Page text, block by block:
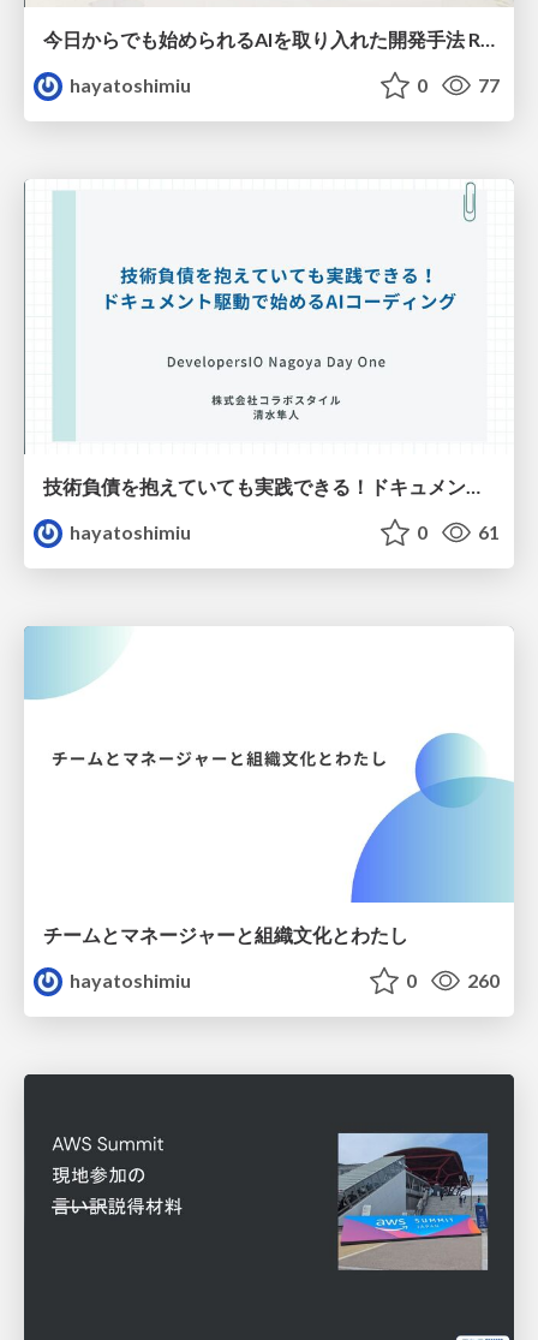
今日からでも始められるAIを取り入れた開発手法 RPI
hayatoshimiu
0 77
技術負債を抱えていても実践できる！ドキュメント駆動で始めるAIコーディング
hayatoshimiu
0 61
チームとマネージャーと組織文化とわたし
hayatoshimiu
0 260